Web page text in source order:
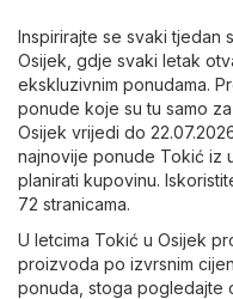
Inspirirajte se svaki tjedan
Osijek, gdje svaki letak
ekskluzivnim ponudama.
ponude koje su tu samo
Osijek vrijedi do
najnovije ponude Tokić iz
planirati kupovinu.
72 stranicama.
U letcima Tokić u Osijek
proizvoda po izvrsnim
ponuda, stoga pogledajte